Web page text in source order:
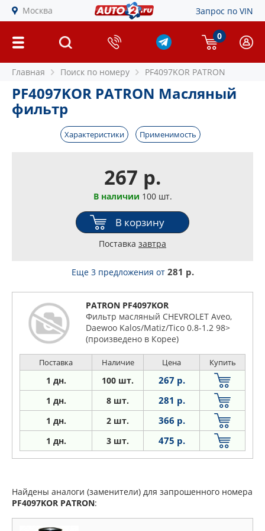
Москва Запрос по VIN
0
Главная Поиск по номеру PF4097KOR PATRON
PF4097KOR PATRON Масляный
фильтр
Характеристики Применимость
267 р.
В наличии 100 шт.
В корзину
Поставка завтра
Еще 3 предложения от 281 р.
PATRON PF4097KOR
Фильтр масляный CHEVROLET Aveo,
Daewoo Kalos/Matiz/Tico 0.8-1.2 98>
(произведено в Корее)
Поставка Наличие Цена Купить
1 дн. 100 шт. 267 р.
1 дн. 8 шт. 281 р.
1 дн. 2 шт. 366 р.
1 дн. 3 шт. 475 р.
Найдены аналоги (заменители) для запрошенного номера
PF4097KOR PATRON: